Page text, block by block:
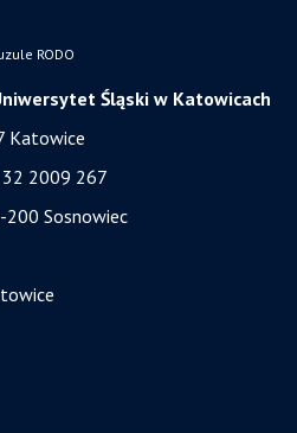
RODO
Śląski w Katowicach
Katowice
2009 267
200 Sosnowiec